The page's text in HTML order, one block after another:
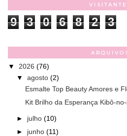
9 3 0 6 8 2 3
▼ 2026 (76)
▼ agosto (2)
Esmalte Top Beauty Amores e
Kit Brilho da Esperança Kibô-no-
► julho (10)
► junho (11)